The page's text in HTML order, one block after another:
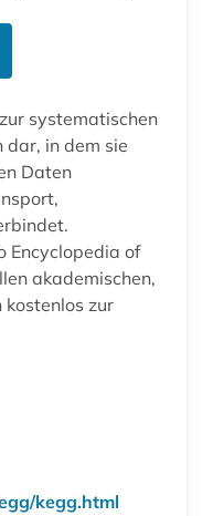
systematischen
dar, in dem sie
Daten
Encyclopedia of
akademischen,
zur
kegg.html